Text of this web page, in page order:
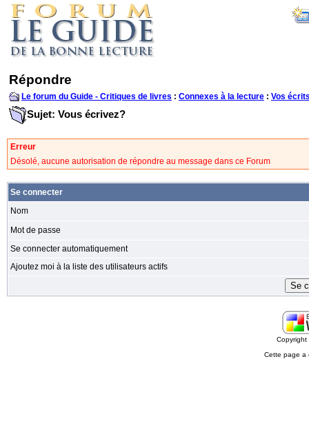
Répondre
Le forum du Guide - Critiques de livres : Connexes à la lecture : Vos
Sujet: Vous écrivez?
Erreur
Désolé, aucune autorisation de répondre au message dans ce Forum
Se connecter
Nom
Mot de passe
Se connecter automatiquement
Ajoutez moi à la liste des utilisateurs actifs
Cette page a